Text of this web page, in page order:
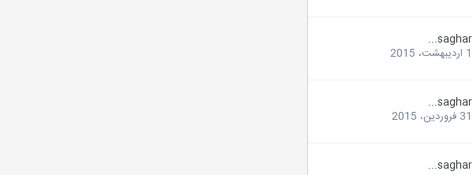
saghar...
1 اردیبهشت، 2015
saghar...
31 فروردین، 2015
saghar...